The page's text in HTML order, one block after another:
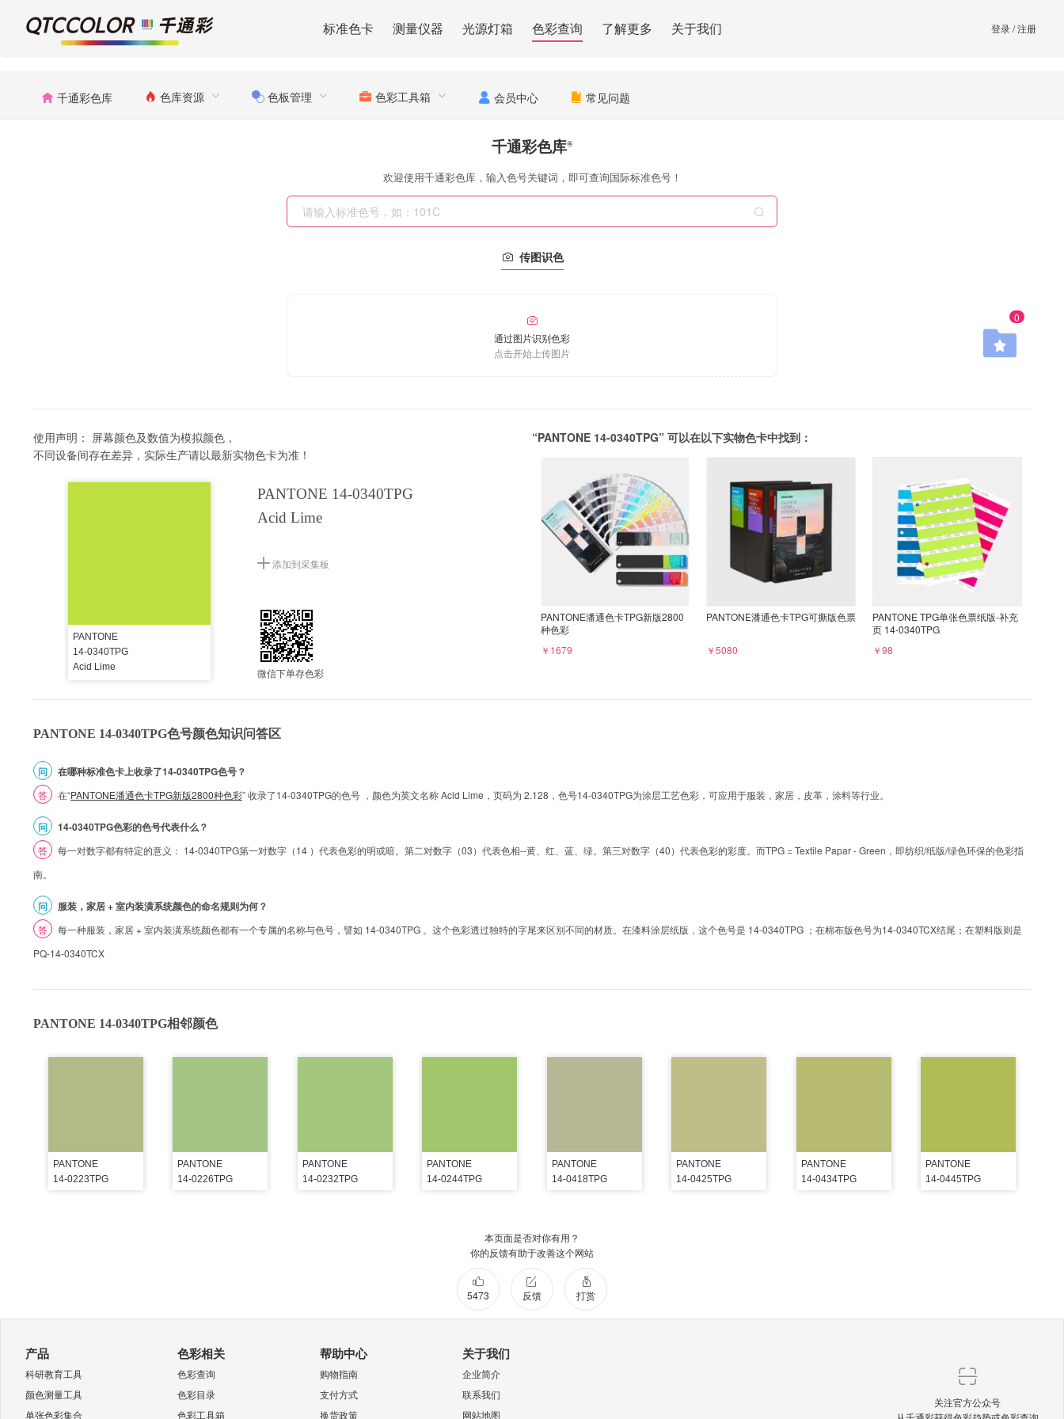
标准色卡 测量仪器 光源灯箱 色彩查询 了解更多 关于我们 登录/注册
千通彩色库 色库资源 色板管理 色彩工具箱 会员中心 常见问题
0
千通彩色库®
欢迎使用千通彩色库，输入色号关键词，即可查询国际标准色号！
传图识色
通过图片识别色彩
点击开始上传图片
使用声明： 屏幕颜色及数值为模拟颜色，
不同设备间存在差异，实际生产请以最新实物色卡为准！
PANTONE
14-0340TPG
Acid Lime
PANTONE 14-0340TPG
Acid Lime
添加到采集板
微信下单存色彩
“PANTONE 14-0340TPG” 可以在以下实物色卡中找到：
PANTONE潘通色卡TPG新版2800
种色彩
￥1679
PANTONE潘通色卡TPG可撕版色票
￥5080
PANTONE TPG单张色票纸版-补充
页 14-0340TPG
￥98
PANTONE 14-0340TPG色号颜色知识问答区
问 在哪种标准色卡上收录了14-0340TPG色号？
答 在“PANTONE潘通色卡TPG新版2800种色彩” 收录了14-0340TPG的色号 ，颜色为英文名称 Acid Lime，页码为 2.128，色号14-0340TPG为涂层工艺色彩，可应用于服装，家居，皮革，涂料等行业。
问 14-0340TPG色彩的色号代表什么？
答
每一对数字都有特定的意义： 14-0340TPG第一对数字（14 ）代表色彩的明或暗。第二对数字（03）代表色相--黄、红、蓝、绿。第三对数字（40）代表色彩的彩度。而TPG = Textile Papar - Green，即纺织/纸版/绿色环保的色彩指
南。
问 服装，家居 + 室内装潢系统颜色的命名规则为何？
答
每一种服装，家居 + 室内装潢系统颜色都有一个专属的名称与色号，譬如 14-0340TPG 。这个色彩透过独特的字尾来区别不同的材质。在漆料涂层纸版，这个色号是 14-0340TPG ；在棉布版色号为14-0340TCX结尾；在塑料版则是
PQ-14-0340TCX
PANTONE 14-0340TPG相邻颜色
PANTONE
14-0223TPG
PANTONE
14-0226TPG
PANTONE
14-0232TPG
PANTONE
14-0244TPG
PANTONE
14-0418TPG
PANTONE
14-0425TPG
PANTONE
14-0434TPG
PANTONE
14-0445TPG
本页面是否对你有用？
你的反馈有助于改善这个网站
5473 反馈 打赏
产品
科研教育工具
颜色测量工具
单张色彩集合
色彩相关
色彩查询
色彩目录
色彩工具箱
帮助中心
购物指南
支付方式
换货政策
关于我们
企业简介
联系我们
网站地图
关注官方公众号